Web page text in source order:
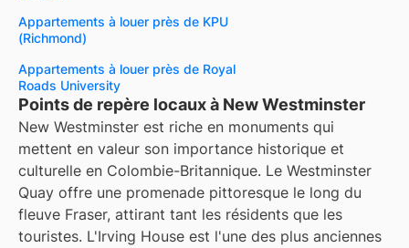
Appartements à louer près de KPU
(Richmond)
Appartements à louer près de Royal
Roads University
Points de repère locaux à New Westminster
New Westminster est riche en monuments qui
mettent en valeur son importance historique et
culturelle en Colombie-Britannique. Le Westminster
Quay offre une promenade pittoresque le long du
fleuve Fraser, attirant tant les résidents que les
touristes. L'Irving House est l'une des plus anciennes